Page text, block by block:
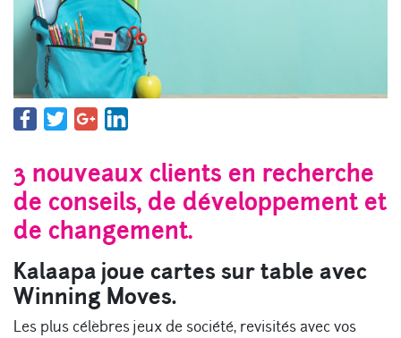
3 nouveaux clients en recherche
de conseils, de développement et
de changement.
Kalaapa joue cartes sur table avec
Winning Moves.
Les plus célèbres jeux de société, revisités avec vos